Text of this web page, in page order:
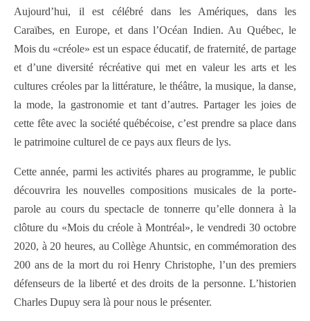
Aujourd’hui, il est célébré dans les Amériques, dans les
Caraïbes, en Europe, et dans l’Océan Indien. Au Québec, le
Mois du «créole» est un espace éducatif, de fraternité, de partage
et d’une diversité récréative qui met en valeur les arts et les
cultures créoles par la littérature, le théâtre, la musique, la danse,
la mode, la gastronomie et tant d’autres. Partager les joies de
cette fête avec la société québécoise, c’est prendre sa place dans
le patrimoine culturel de ce pays aux fleurs de lys.
Cette année, parmi les activités phares au programme, le public
découvrira les nouvelles compositions musicales de la porte-
parole au cours du spectacle de tonnerre qu’elle donnera à la
clôture du «Mois du créole à Montréal», le vendredi 30 octobre
2020, à 20 heures, au Collège Ahuntsic, en commémoration des
200 ans de la mort du roi Henry Christophe, l’un des premiers
défenseurs de la liberté et des droits de la personne. L’historien
Charles Dupuy sera là pour nous le présenter.